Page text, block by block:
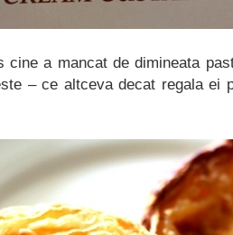
cine a mancat de dimineata
– ce altceva decat regala ei